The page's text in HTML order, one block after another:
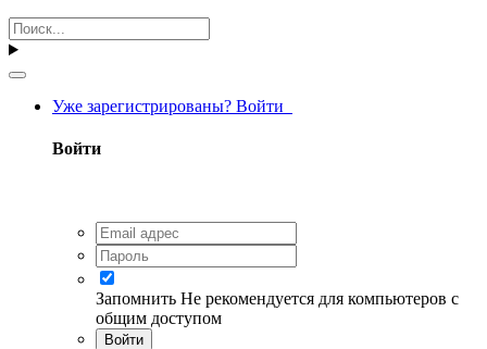
Уже зарегистрированы? Войти
Войти
Запомнить Не рекомендуется для компьютеров с
общим доступом
Войти